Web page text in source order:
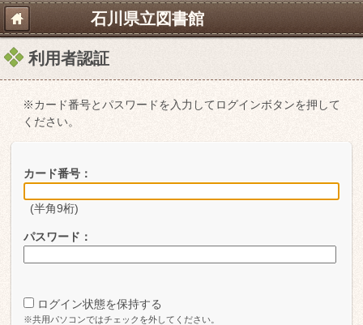
石川県立図書館
利用者認証
※カード番号とパスワードを入力してログインボタンを押して
ください。
カード番号：
(半角9桁)
パスワード：
ログイン状態を保持する
※共用パソコンではチェックを外してください。